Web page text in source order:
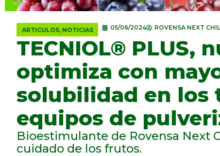
ARTICULOS, NOTICIAS 05/06/2024 ROVENSA NEXT
TECNIOL® PLUS,
optimiza con
solubilidad en los
equipos de
Bioestimulante de Rovensa Next
cuidado de los frutos.